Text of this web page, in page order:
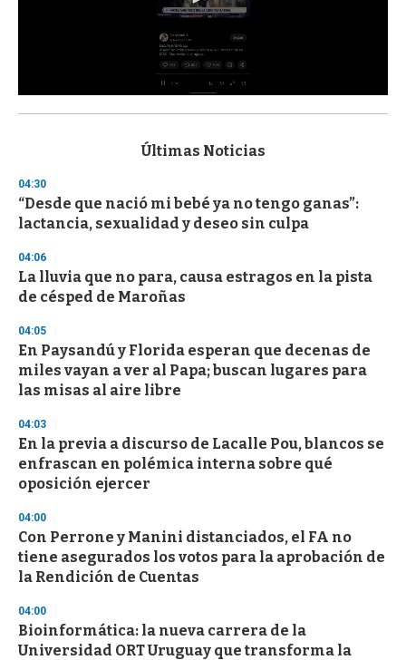
s
d
s
o
f
3
s
e
c
n
d
Últimas Noticias
04:30
“Desde que nació mi bebé ya no tengo ganas”:
lactancia, sexualidad y deseo sin culpa
04:06
La lluvia que no para, causa estragos en la pista
de césped de Maroñas
04:05
En Paysandú y Florida esperan que decenas de
miles vayan a ver al Papa; buscan lugares para
las misas al aire libre
04:03
En la previa a discurso de Lacalle Pou, blancos se
enfrascan en polémica interna sobre qué
oposición ejercer
04:00
Con Perrone y Manini distanciados, el FA no
tiene asegurados los votos para la aprobación de
la Rendición de Cuentas
04:00
Bioinformática: la nueva carrera de la
Universidad ORT Uruguay que transforma la